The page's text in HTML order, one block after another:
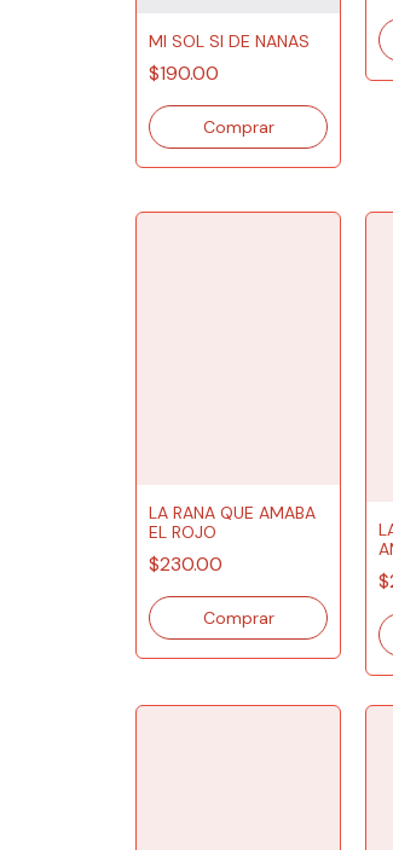
MI SOL SI DE NANAS
$190.00
LA RANA QUE AMABA
EL ROJO
$230.00